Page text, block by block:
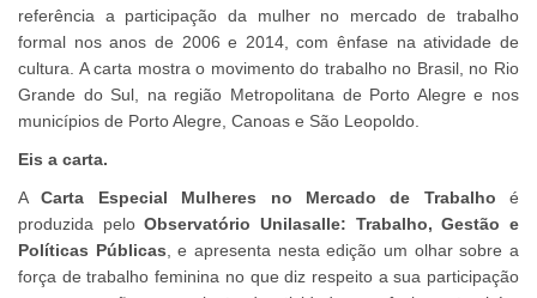
referência a participação da mulher no mercado de trabalho
formal nos anos de 2006 e 2014, com ênfase na atividade de
cultura. A carta mostra o movimento do trabalho no Brasil, no Rio
Grande do Sul, na região Metropolitana de Porto Alegre e nos
municípios de Porto Alegre, Canoas e São Leopoldo.
Eis a carta.
ACarta Especial Mulheres no Mercado de Trabalho é
produzida peloObservatório Unilasalle: Trabalho, Gestão e
Políticas Públicas , e apresenta nesta edição um olhar sobre a
força de trabalho feminina no que diz respeito a sua participação